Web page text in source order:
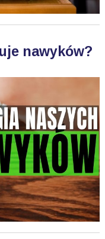
nawyków?